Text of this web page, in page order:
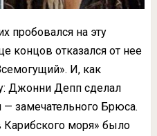
пробовался на эту
концов отказался от нее
И, как
Джонни Депп сделал
замечательного Брюса.
Карибского моря» было